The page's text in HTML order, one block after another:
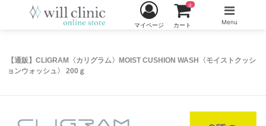
【通販】CLIGRAM〈カリグラム〉MOIST CUSHION WASH〈モイストクッシ
ョンウォッシュ〉 200ｇ
マイページ カート
0
Menu